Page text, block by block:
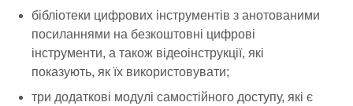
бібліотеки цифрових інструментів з анотованими
посиланнями на безкоштовні цифрові
інструменти, а також відеоінструкції, які
показують, як їх використовувати;
три додаткові модулі самостійного доступу, які є